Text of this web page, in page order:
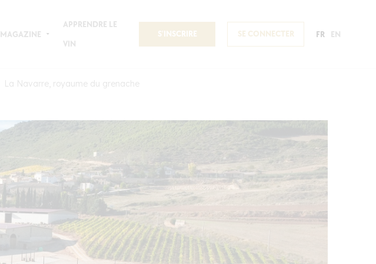
MAGAZINE
APPRENDRE LE
VIN
S'INSCRIRE SE CONNECTER FR EN
La Navarre, royaume du grenache